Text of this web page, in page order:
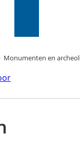
Monumenten en